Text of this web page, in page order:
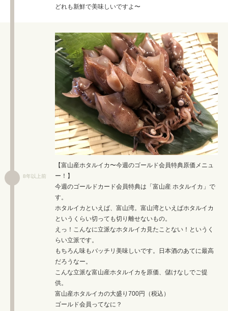
どれも新鮮で美味しいですよ〜
8年以上前
【富山産ホタルイカ〜今週のゴールド会員特典原価メニュ
ー！】
今週のゴールドカード会員特典は「富山産 ホタルイカ」で
す。
ホタルイカといえば、富山湾。富山湾といえばホタルイカ
というくらい切っても切り離せないもの。
えっ！こんなに立派なホタルイカ見たことない！というく
らい立派です。
もちろん味もバッチリ美味しいです。日本酒のあてに最高
だろうなー。
こんな立派な富山産ホタルイカを原価、儲けなしでご提
供。
富山産ホタルイカの大盛り700円（税込）
ゴールド会員ってなに？